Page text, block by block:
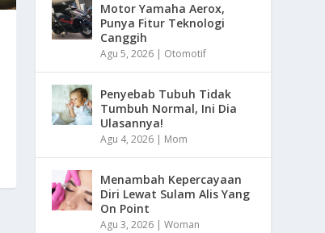
Motor Yamaha Aerox,
Punya Fitur Teknologi
Canggih
Agu 5, 2026 | Otomotif
Penyebab Tubuh Tidak
Tumbuh Normal, Ini Dia
Ulasannya!
Agu 4, 2026 | Mom
Menambah Kepercayaan
Diri Lewat Sulam Alis Yang
On Point
Agu 3, 2026 |Woman